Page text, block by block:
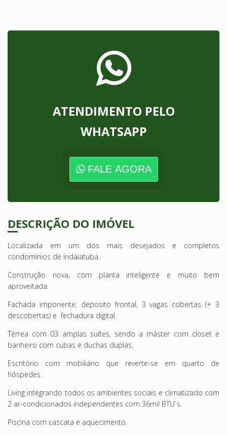
ATENDIMENTO PELO
WHATSAPP
FALE AGORA
DESCRIÇÃO DO IMÓVEL
Localizada em um dos mais desejados e completos
condomínios de Indaiatuba.
Construção nova, com planta inteligente e muito bem
aproveitada.
Fachada imponente, deposito frontal, 3 vagas cobertas (+ 3
descobertas) e fechadura digital.
Térrea com 03 amplas suítes, sendo a máster com closet e
banheiro com cubas e duchas duplas.
Escritório com mobiliário que reverte-se em quarto de
hóspedes.
Living integrando todos os ambientes sociais e climatizado com
2 ar-condicionados independentes com 36mil BTU´s.
Piscina com cascata e aquecimento.